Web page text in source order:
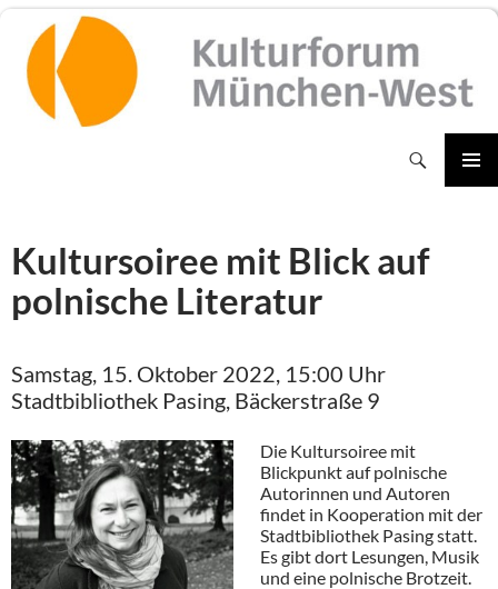
Inhalt
springen
Kultursoiree mit Blick auf
polnische Literatur
Samstag, 15. Oktober 2022, 15:00 Uhr
Stadtbibliothek Pasing, Bäckerstraße 9
Die Kultursoiree mit
Blickpunkt auf polnische
Autorinnen und Autoren
findet in Kooperation mit der
Stadtbibliothek Pasing statt.
Es gibt dort Lesungen, Musik
und eine polnische Brotzeit.